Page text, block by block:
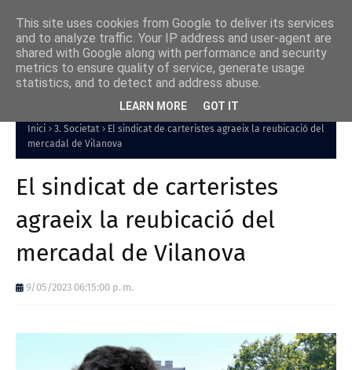
Inici 3. Societat
El sindicat de carteristes agraeix la reubicació del
mercadal de Vilanova
El sindicat de carteristes
agraeix la reubicació del
mercadal de Vilanova
9/05/2023 06:15:00 p. m.
This site uses cookies from Google to deliver its services
and to analyze traffic. Your IP address and user-agent are
shared with Google along with performance and security
metrics to ensure quality of service, generate usage
statistics, and to detect and address abuse.
LEARN MORE GOT IT